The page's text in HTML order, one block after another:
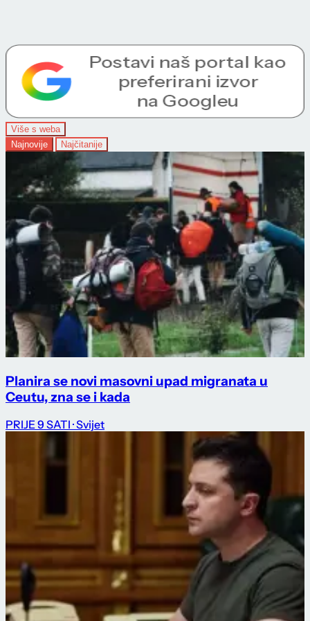
Više s weba
Najnovije
Najčitanije
Planira se novi masovni upad migranata u
Ceutu, zna se i kada
PRIJE 9 SATI · Svijet